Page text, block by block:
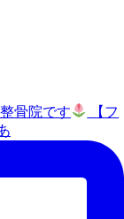
骨院です
【フ